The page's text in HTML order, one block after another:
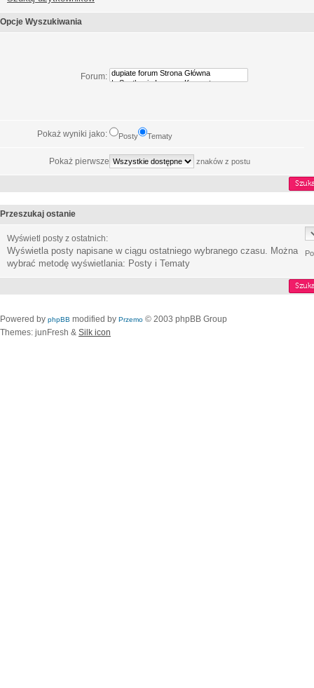
Opcje Wyszukiwania
Forum:
Pokaż wyniki jako: Posty Tematy
Pokaż pierwsze znaków z postu
Przeszukaj ostanie
Wyświetl posty z ostatnich:
Wyświetla posty napisane w ciągu ostatniego wybranego czasu. Można
wybrać metodę wyświetlania: Posty i Tematy
Powered by phpBB modified by Przemo © 2003 phpBB Group
Themes: junFresh & Silk icon